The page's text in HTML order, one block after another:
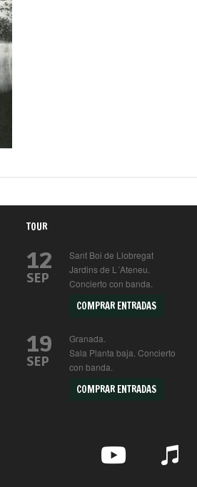
TOUR
12
SEP
Sant Boi de Llobregat
Jardins de L´Ateneu.
Concierto con banda.
COMPRAR ENTRADAS
19
SEP
Granada.
Sala Planta baja. Concierto
con banda.
COMPRAR ENTRADAS